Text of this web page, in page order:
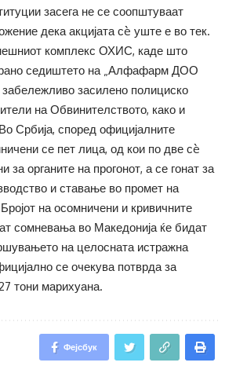
засега не се соопштуваат
дека акцијата сè уште е во тек.
комплекс ОХИС, каде што
седиштето на „Алфафарм ДОО
забележливо засилено полициско
на Обвинителството, како и
Србија, според официјалните
се пет лица, од кои по две сè
за органите на прогонот, а се гонат за
и ставање во промет на
на осомничени и кривичните
сомневања во Македонија ќе бидат
на целосната истражна
се очекува потврда за
тони марихуана.
Фејсбук